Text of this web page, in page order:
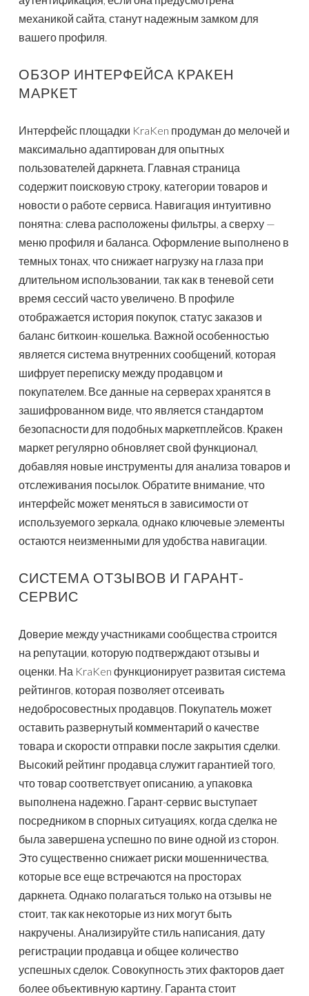
механикой сайта, станут надежным замком для
вашего профиля.
ОБЗОР ИНТЕРФЕЙСА КРАКЕН
МАРКЕТ
Интерфейс площадки KraKen продуман до мелочей и
максимально адаптирован для опытных
пользователей даркнета. Главная страница
содержит поисковую строку, категории товаров и
новости о работе сервиса. Навигация интуитивно
понятна: слева расположены фильтры, а сверху —
меню профиля и баланса. Оформление выполнено в
темных тонах, что снижает нагрузку на глаза при
длительном использовании, так как в теневой сети
время сессий часто увеличено. В профиле
отображается история покупок, статус заказов и
баланс биткоин-кошелька. Важной особенностью
является система внутренних сообщений, которая
шифрует переписку между продавцом и
покупателем. Все данные на серверах хранятся в
зашифрованном виде, что является стандартом
безопасности для подобных маркетплейсов. Кракен
маркет регулярно обновляет свой функционал,
добавляя новые инструменты для анализа товаров и
отслеживания посылок. Обратите внимание, что
интерфейс может меняться в зависимости от
используемого зеркала, однако ключевые элементы
остаются неизменными для удобства навигации.
СИСТЕМА ОТЗЫВОВ И ГАРАНТ-
СЕРВИС
Доверие между участниками сообщества строится
на репутации, которую подтверждают отзывы и
оценки. На KraKen функционирует развитая система
рейтингов, которая позволяет отсеивать
недобросовестных продавцов. Покупатель может
оставить развернутый комментарий о качестве
товара и скорости отправки после закрытия сделки.
Высокий рейтинг продавца служит гарантией того,
что товар соответствует описанию, а упаковка
выполнена надежно. Гарант-сервис выступает
посредником в спорных ситуациях, когда сделка не
была завершена успешно по вине одной из сторон.
Это существенно снижает риски мошенничества,
которые все еще встречаются на просторах
даркнета. Однако полагаться только на отзывы не
стоит, так как некоторые из них могут быть
накручены. Анализируйте стиль написания, дату
регистрации продавца и общее количество
успешных сделок. Совокупность этих факторов дает
более объективную картину. Гаранта стоит